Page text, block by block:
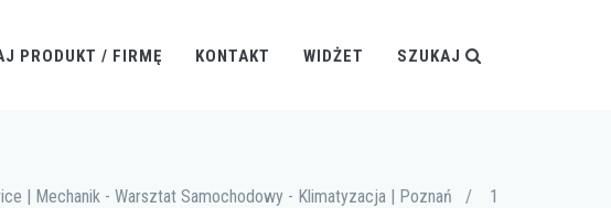
PRODUKT / FIRMĘ KONTAKT WIDŻET SZUKAJ
| Mechanik - Warsztat Samochodowy - Klimatyzacja | Poznań / 1